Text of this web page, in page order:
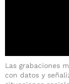
Las grabaciones
con datos y